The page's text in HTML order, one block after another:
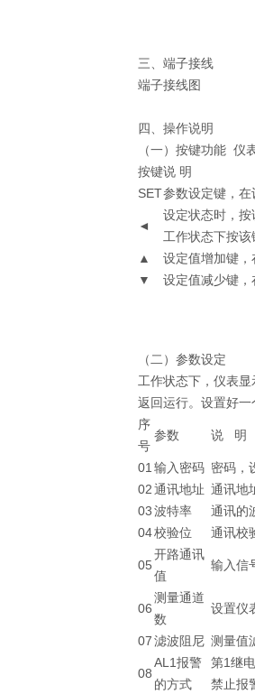
三、端子接线
端子接线图
四、操作说明
（一）按键功能 仪
按键说 明
SET参数设定键，
◄
设定状态时，
工作状态下按
▲
设定值增加键
▼
设定值减少键
（二）参数设定
工作状态下，仪表
返回运行。设置好
序
号
参数 说 明
01 输入密码 密码，
02通讯地址 通讯地
03波特率
通讯的
04校验位 通讯校
05
开路通讯
值
输入信
06
测量通道
数
设置仪
07滤波阻尼 测量值
08
AL1报警
的方式
第1继
禁止报